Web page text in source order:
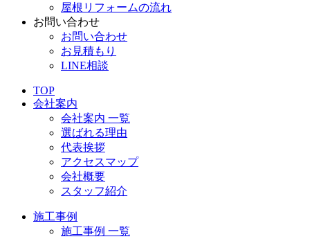
屋根リフォームの流れ
お問い合わせ
お問い合わせ
お見積もり
LINE相談
TOP
会社案内
会社案内 一覧
選ばれる理由
代表挨拶
アクセスマップ
会社概要
スタッフ紹介
施工事例
施工事例 一覧